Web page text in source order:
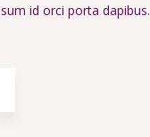
id orci porta